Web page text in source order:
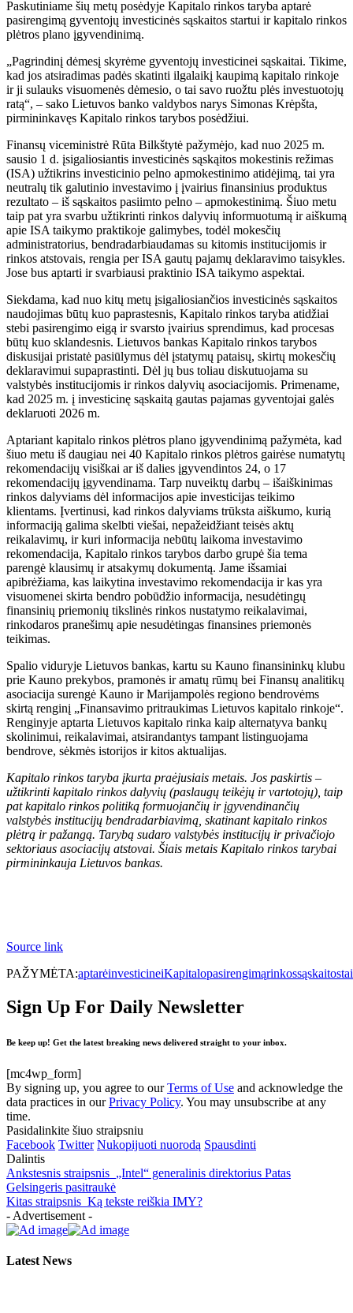
Paskutiniame šių metų posėdyje Kapitalo rinkos taryba aptarė
pasirengimą gyventojų investicinės sąskaitos startui ir kapitalo rinkos
plėtros plano įgyvendinimą.
„Pagrindinį dėmesį skyrėme gyventojų investicinei sąskaitai. Tikime,
kad jos atsiradimas padės skatinti ilgalaikį kaupimą kapitalo rinkoje
ir ji sulauks visuomenės dėmesio, o tai savo ruožtu plės investuotojų
ratą“, – sako Lietuvos banko valdybos narys Simonas Krėpšta,
pirmininkavęs Kapitalo rinkos tarybos posėdžiui.
Finansų viceministrė Rūta Bilkštytė pažymėjo, kad nuo 2025 m.
sausio 1 d. įsigaliosiantis investicinės sąskąitos mokestinis režimas
(ISA) užtikrins investicinio pelno apmokestinimo atidėjimą, tai yra
neutralų tik galutinio investavimo į įvairius finansinius produktus
rezultato – iš sąskaitos pasiimto pelno – apmokestinimą. Šiuo metu
taip pat yra svarbu užtikrinti rinkos dalyvių informuotumą ir aiškumą
apie ISA taikymo praktikoje galimybes, todėl mokesčių
administratorius, bendradarbiaudamas su kitomis institucijomis ir
rinkos atstovais, rengia per ISA gautų pajamų deklaravimo taisykles.
Jose bus aptarti ir svarbiausi praktinio ISA taikymo aspektai.
Siekdama, kad nuo kitų metų įsigaliosiančios investicinės sąskaitos
naudojimas būtų kuo paprastesnis, Kapitalo rinkos taryba atidžiai
stebi pasirengimo eigą ir svarsto įvairius sprendimus, kad procesas
būtų kuo sklandesnis. Lietuvos bankas Kapitalo rinkos tarybos
diskusijai pristatė pasiūlymus dėl įstatymų pataisų, skirtų mokesčių
deklaravimui supaprastinti. Dėl jų bus toliau diskutuojama su
valstybės institucijomis ir rinkos dalyvių asociacijomis. Primename,
kad 2025 m. į investicinę sąskaitą gautas pajamas gyventojai galės
deklaruoti 2026 m.
Aptariant kapitalo rinkos plėtros plano įgyvendinimą pažymėta, kad
šiuo metu iš daugiau nei 40 Kapitalo rinkos plėtros gairėse numatytų
rekomendacijų visiškai ar iš dalies įgyvendintos 24, o 17
rekomendacijų įgyvendinama. Tarp nuveiktų darbų – išaiškinimas
rinkos dalyviams dėl informacijos apie investicijas teikimo
klientams. Įvertinusi, kad rinkos dalyviams trūksta aiškumo, kurią
informaciją galima skelbti viešai, nepažeidžiant teisės aktų
reikalavimų, ir kuri informacija nebūtų laikoma investavimo
rekomendacija, Kapitalo rinkos tarybos darbo grupė šia tema
parengė klausimų ir atsakymų dokumentą. Jame išsamiai
apibrėžiama, kas laikytina investavimo rekomendacija ir kas yra
visuomenei skirta bendro pobūdžio informacija, nesudėtingų
finansinių priemonių tikslinės rinkos nustatymo reikalavimai,
rinkodaros pranešimų apie nesudėtingas finansines priemonės
teikimas.
Spalio viduryje Lietuvos bankas, kartu su Kauno finansininkų klubu
prie Kauno prekybos, pramonės ir amatų rūmų bei Finansų analitikų
asociacija surengė Kauno ir Marijampolės regiono bendrovėms
skirtą renginį „Finansavimo pritraukimas Lietuvos kapitalo rinkoje“.
Renginyje aptarta Lietuvos kapitalo rinka kaip alternatyva bankų
skolinimui, reikalavimai, atsirandantys tampant listinguojama
bendrove, sėkmės istorijos ir kitos aktualijas.
Kapitalo rinkos taryba įkurta praėjusiais metais. Jos paskirtis –
užtikrinti kapitalo rinkos dalyvių (paslaugų teikėjų ir vartotojų), taip
pat kapitalo rinkos politiką formuojančių ir įgyvendinančių
valstybės institucijų bendradarbiavimą, skatinant kapitalo rinkos
plėtrą ir pažangą. Tarybą sudaro valstybės institucijų ir privačiojo
sektoriaus asociacijų atstovai. Šiais metais Kapitalo rinkos tarybai
pirmininkauja Lietuvos bankas.
Source link
PAŽYMĖTA:aptarėinvesticineiKapitalopasirengimąrinkossąskaitos
Sign Up For Daily Newsletter
Be keep up! Get the latest breaking news delivered straight to your inbox.
[mc4wp_form]
By signing up, you agree to ourTerms of Use and acknowledge the
data practices in ourPrivacy Policy. You may unsubscribe at any
time.
Pasidalinkite šiuo straipsniu
Facebook Twitter Nukopijuoti nuorodą Spausdinti
Dalintis
Ankstesnis straipsnis „Intel“ generalinis direktorius Patas
Gelsingeris pasitraukė
Kitas straipsnis Ką tekste reiškia IMY?
- Advertisement -
Latest News